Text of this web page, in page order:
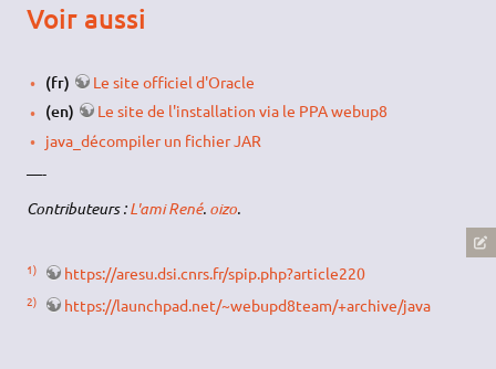
Voir aussi
(fr) Le site officiel d'Oracle
(en)
Le site de l'installation via le PPA webup8
java_décompiler un fichier JAR
—-
Contributeurs :L'ami René. oizo.
1) https://aresu.dsi.cnrs.fr/spip.php?article220
2) https://launchpad.net/~webupd8team/+archive/java